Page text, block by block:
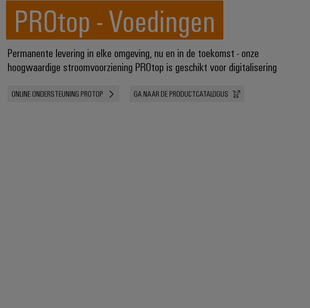
PROtop - Voedingen
Permanente levering in elke omgeving, nu en in de toekomst - onze
hoogwaardige stroomvoorziening PROtop is geschikt voor digitalisering
ONLINE ONDERSTEUNING PROTOP GA NAAR DE PRODUCTCATALOGUS